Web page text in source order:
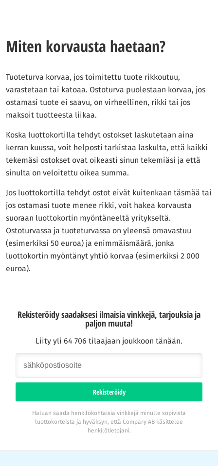
tarjotakseen sinulle tarvitsemiasi neuvoja parhaan päätöksen
Asiantuntijamme, joilla on pitkä kokemus alalta, testaavat
kortit itse. Tavoitteenamme on tarjota sinulle selkeitä ja
rehellisiä vertailuja kaikista Suomessa saatavilla olevista
luottokorteista. Luottokortit.com-sivustolla tavoitteemme on
tarjota kaikki tarvittavat tiedot, jotta voit tehdä viisaita
valintoja, jotka sopivat juuri sinun taloudelliseen
tilanteeseesi.
Miten korvausta haetaan?
Tuoteturva korvaa, jos toimitettu tuote rikkoutuu,
varastetaan tai katoaa. Ostoturva puolestaan korvaa, jos
ostamasi tuote ei saavu, on virheellinen, rikki tai jos
maksoit tuotteesta liikaa.
Koska luottokortilla tehdyt ostokset laskutetaan aina
kerran kuussa, voit helposti tarkistaa laskulta, että kaikki
tekemäsi ostokset ovat oikeasti sinun tekemiäsi ja että
sinulta on veloitettu oikea summa.
Jos luottokortilla tehdyt ostot eivät kuitenkaan täsmää tai
jos ostamasi tuote menee rikki, voit hakea korvausta
suoraan luottokortin myöntäneeltä yritykseltä.
Ostoturvassa ja tuoteturvassa on yleensä omavastuu
(esimerkiksi 50 euroa) ja enimmäismäärä, jonka
luottokortin myöntänyt yhtiö korvaa (esimerkiksi 2 000
euroa).
Rekisteröidy saadaksesi ilmaisia vinkkejä, tarjouksia ja
paljon muuta!
Liity yli 64 706 tilaajaan joukkoon tänään.
Rekisteröidy
Haluan saada henkilökohtaisia vinkkejä minulle sopivista
luottokorteista ja hyväksyn, että Compary AB käsittelee
henkilötietojani.